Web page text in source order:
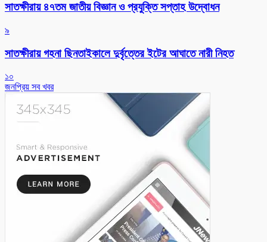
সাতক্ষীরায় ৪৭তম জাতীয় বিজ্ঞান ও প্রযুক্তি সপ্তাহ উদ্বোধন
৯
সাতক্ষীরায় গহনা ছিনতাইকালে দুর্বৃত্তের ইটের আঘাতে নারী নিহত
১০
জনপ্রিয় সব খবর